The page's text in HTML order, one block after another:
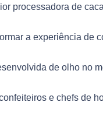
processadora de
a experiência de
de olho no
e chefs de